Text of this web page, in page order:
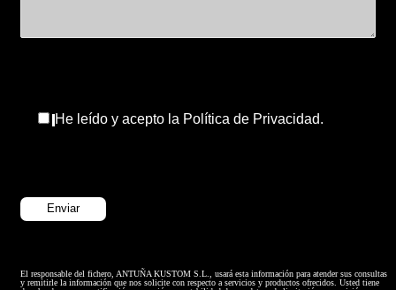
He leído y acepto la Política de Privacidad.
El responsable del fichero, ANTUÑA KUSTOM S.L., usará esta información para atender sus consultas
y remitirle la información que nos solicite con respecto a servicios y productos ofrecidos. Usted tiene